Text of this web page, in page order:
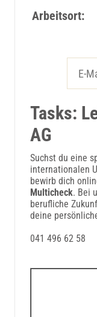
Arbeitsort:
Tasks:
AG
Suchst du eine
internationalen
bewirb dich
Multicheck. Bei
berufliche
deine
041 496 62 58